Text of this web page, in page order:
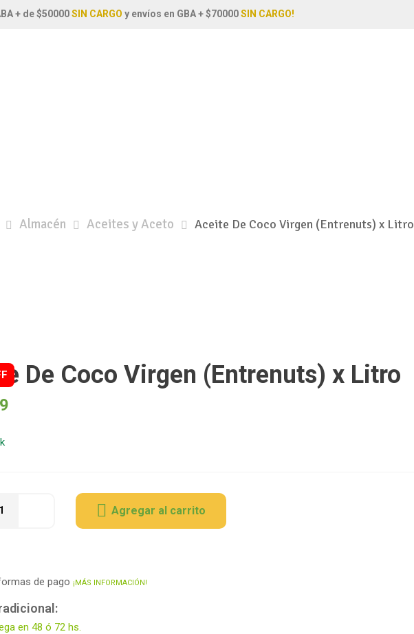
+ de $50000SIN CARGO y envíos en GBA + $70000SIN CARGO!
Almacén Aceites y Aceto Aceite De Coco Virgen (Entrenuts) x Litro
De Coco Virgen (Entrenuts) x Litro
Agregar al carrito
de pago ¡MÁS INFORMACIÓN!
en 48 ó 72 hs.